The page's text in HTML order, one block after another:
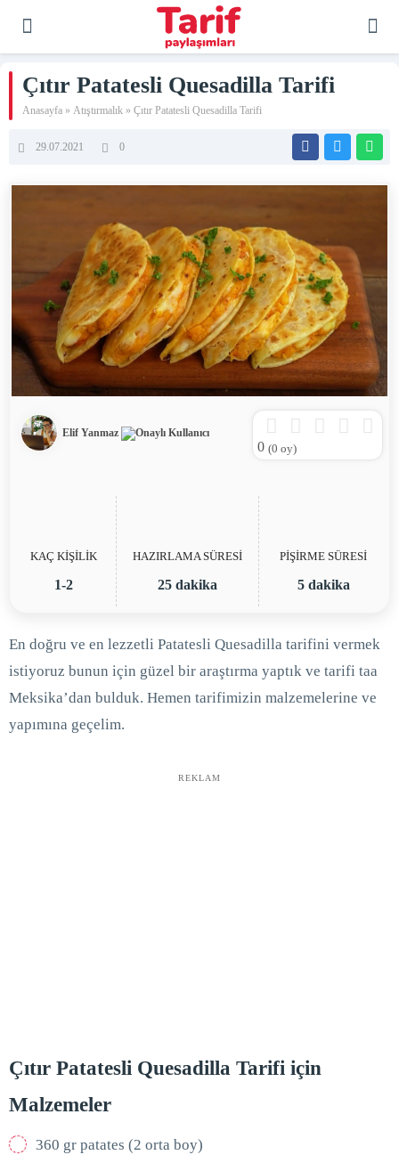
Çıtır Patatesli Quesadilla Tarifi
Anasayfa » Atıştırmalık » Çıtır Patatesli Quesadilla Tarifi
29.07.2021 0
Elif Yanmaz
0 (0 oy)
KAÇ KİŞİLİK
1-2
HAZIRLAMA SÜRESİ
25 dakika
PİŞİRME SÜRESİ
5 dakika
En doğru ve en lezzetli Patatesli Quesadilla tarifini vermek
istiyoruz bunun için güzel bir araştırma yaptık ve tarifi taa
Meksika’dan bulduk. Hemen tarifimizin malzemelerine ve
yapımına geçelim.
REKLAM
Çıtır Patatesli Quesadilla Tarifi için
Malzemeler
360 gr patates (2 orta boy)